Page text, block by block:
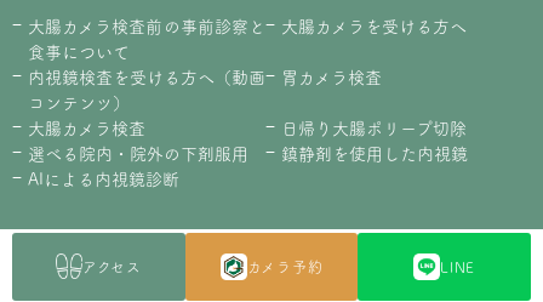
アクセス カメラ予約 LINE
大腸カメラ検査前の事前診察と
食事について
大腸カメラを受ける方へ
内視鏡検査を受ける方へ（動画
コンテンツ）
胃カメラ検査
大腸カメラ検査
日帰り大腸ポリープ切除
選べる院内・院外の下剤服用
鎮静剤を使用した内視鏡
AIによる内視鏡診断